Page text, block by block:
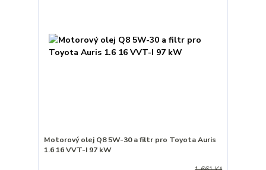
Motorový olej Q8 5W-30 a filtr pro Toyota Auris
1.6 16 VVT-I 97 kW